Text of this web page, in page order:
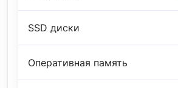
SSD диски
Оперативная память